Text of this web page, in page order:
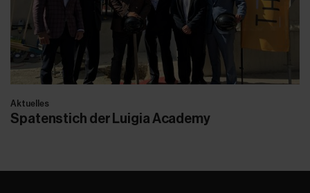
Aktuelles
Spatenstich der Luigia Academy